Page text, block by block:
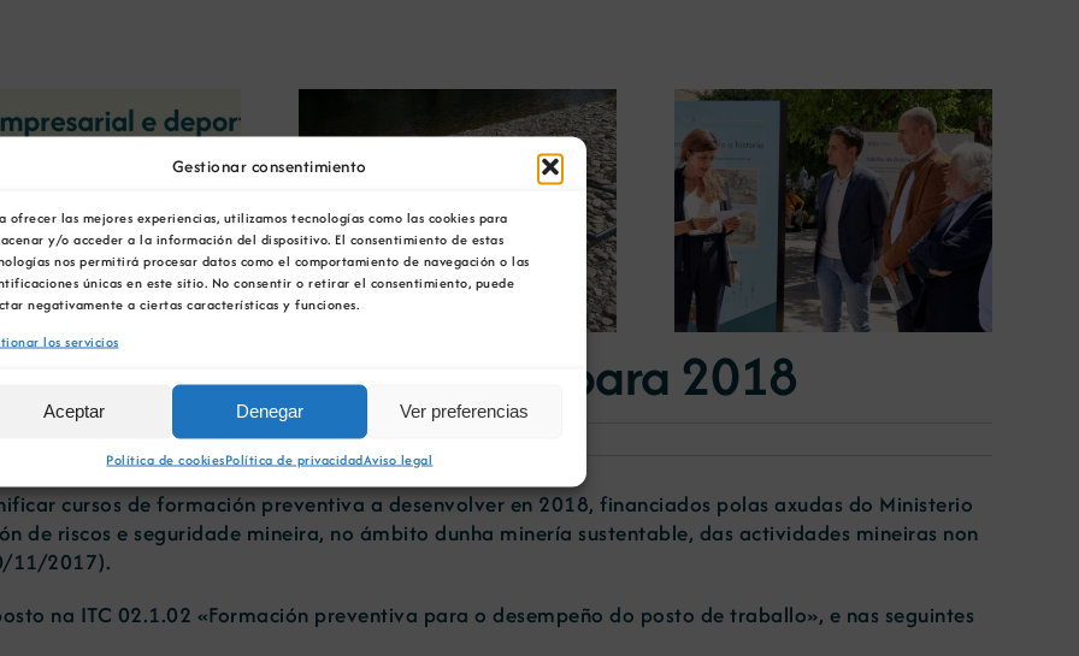
Gestionar consentimiento
ofrecer las mejores experiencias, utilizamos tecnologías como las cookies para
y/o acceder a la información del dispositivo. El consentimiento de estas
nos permitirá procesar datos como el comportamiento de navegación o las
únicas en este sitio. No consentir o retirar el consentimiento, puede
negativamente a ciertas características y funciones.
los servicios
Aceptar Denegar Ver preferencias
Política de cookiesPolítica de privacidadAviso legal
La OIPE y el CRETUS
presentan las últimas
innovaciones en
restauración ambiental para
la minería gallega
La COMG inaugura en
Ourense la exposición
‘Tesouros da terra’
La COMG lleva a Vigo la
exposición ‘Tesouros da terra’
de formación preventiva para 2018
cursos de formación preventiva a desenvolver en 2018, financiados polas axudas do Ministerio
de riscos e seguridade mineira, no ámbito dunha minería sustentable, das actividades mineiras non
11/2017).
na ITC 02.1.02 «Formación preventiva para o desempeño do posto de traballo», e nas seguintes